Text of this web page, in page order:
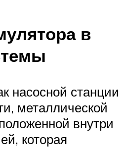
в
насосной станции
металлической
внутри
которая